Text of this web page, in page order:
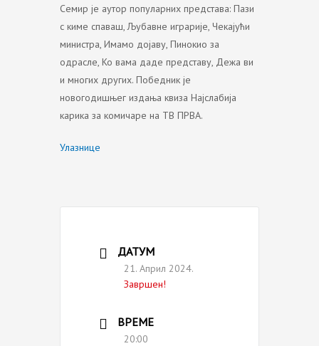
Семир је аутор популарних представа: Пази
с киме спаваш, Љубавне играрије, Чекајући
министра, Имамо дојаву, Пинокио за
одрасле, Ко вама даде представу, Дежа ви
и многих других. Победник је
новогодишњег издања квиза Најслабија
карика за комичаре на ТВ ПРВА.
Улазнице
ДАТУМ
21. Април 2024.
Завршен!
ВРЕМЕ
20:00